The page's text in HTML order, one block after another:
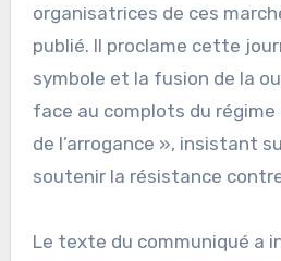
organisatrices de ces
publié. Il proclame cette
symbole et la fusion de la
face au complots du régime
de l’arrogance », insistant
soutenir la résistance
Le texte du communiqué a